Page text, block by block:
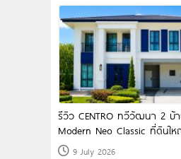
รีวิว CENTRO ทวีวัฒนา 2 บ้า
Modern Neo Classic ที่ดินใ
9 July 2026